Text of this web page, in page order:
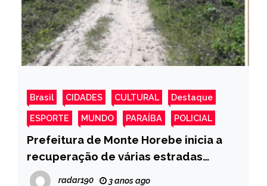
Brasil CIDADES CULTURAL Destaque
ESPORTE MUNDO PARAÍBA POLICIAL
Prefeitura de Monte Horebe inicia a
recuperação de várias estradas
vicinais após período de fortes chuvas
radar190 3 anos ago